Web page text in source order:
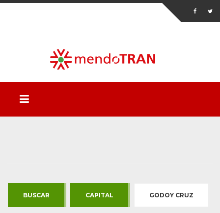
BUSCAR CAPITAL GODOY CRUZ